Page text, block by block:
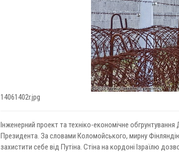
14061402r.jpg
Інженерний проект та техніко-економічне
Президента. За словами Коломойського, мирну
захистити себе від Путіна. Стіна на кордоні Ізраїлю